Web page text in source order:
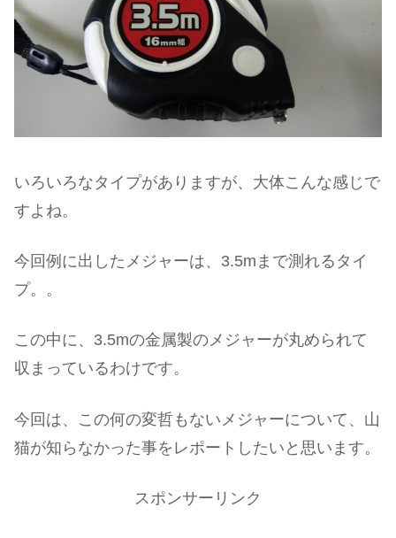
いろいろなタイプがありますが、大体こんな感じで
すよね。
今回例に出したメジャーは、3.5mまで測れるタイ
プ。。
この中に、3.5mの金属製のメジャーが丸められて
収まっているわけです。
今回は、この何の変哲もないメジャーについて、山
猫が知らなかった事をレポートしたいと思います。
スポンサーリンク